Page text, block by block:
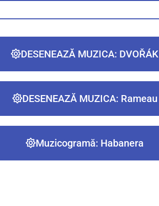
DESENEAZĂ MUZICA: DVOŘÁK
DESENEAZĂ MUZICA: Rameau
Muzicogramă: Habanera